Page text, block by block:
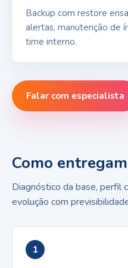
Backup com restore
alertas, manutenção de
time interno.
Falar com especialista
Como
Diagnóstico da base, perfil
evolução com
1